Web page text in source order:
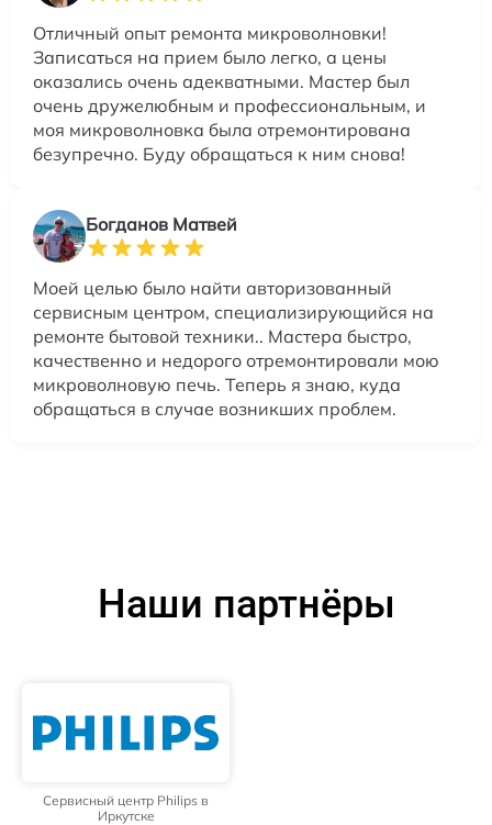
Отличный опыт ремонта микроволновки!
Записаться на прием было легко, а цены
оказались очень адекватными. Мастер был
очень дружелюбным и профессиональным, и
моя микроволновка была отремонтирована
безупречно. Буду обращаться к ним снова!
Богданов Матвей
Моей целью было найти авторизованный
сервисным центром, специализирующийся на
ремонте бытовой техники.. Мастера быстро,
качественно и недорого отремонтировали мою
микроволновую печь. Теперь я знаю, куда
обращаться в случае возникших проблем.
Наши партнёры
Сервисный центр Philips в
Иркутске